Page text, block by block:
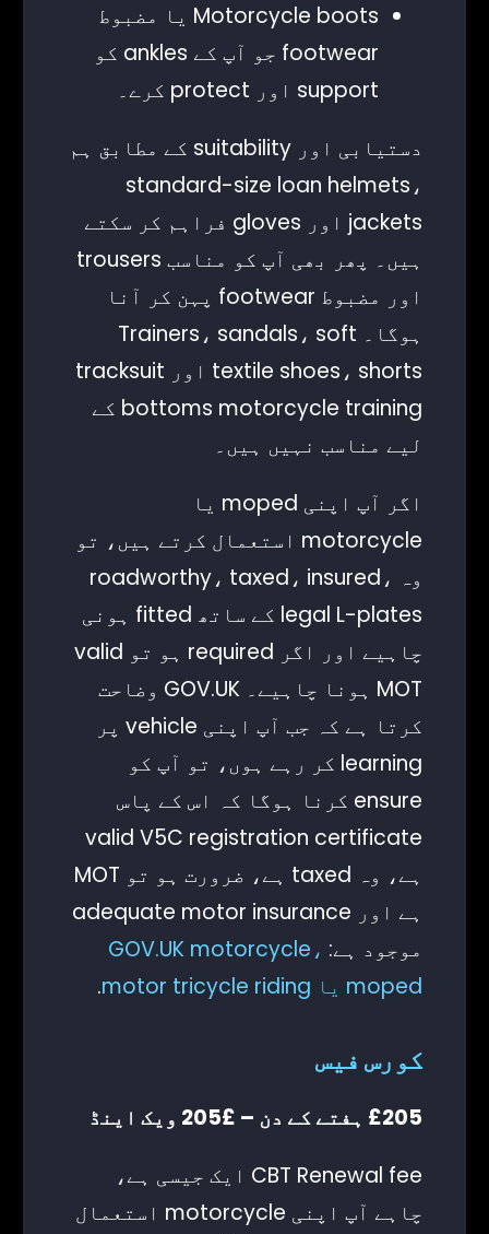
Motorcycle boots یا مضبوط
footwear جو آپ کے ankles کو
support اور protect کرے۔
دستیابی اور suitability کے مطابق ہم
standard-size loan helmets،
jackets اور gloves فراہم کر سکتے
ہیں۔ پھر بھی آپ کو مناسب trousers
اور مضبوط footwear پہن کر آنا
ہوگا۔ Trainers، sandals، soft
textile shoes، shorts اور tracksuit
bottoms motorcycle training کے
لیے مناسب نہیں ہیں۔
اگر آپ اپنی moped یا
motorcycle استعمال کرتے ہیں، تو
وہ roadworthy، taxed، insured،
legal L-plates کے ساتھ fitted ہونی
چاہیے اور اگر required ہو تو valid
MOT ہونا چاہیے۔ GOV.UK وضاحت
کرتا ہے کہ جب آپ اپنی vehicle پر
learning کر رہے ہوں، تو آپ کو
ensure کرنا ہوگا کہ اس کے پاس
valid V5C registration certificate
ہے، وہ taxed ہے، ضرورت ہو تو MOT
ہے اور adequate motor insurance
موجود ہے: GOV.UK motorcycle،
moped یا motor tricycle riding
.
کورس فیس
£205 ہفتے کے دن – £205 ویک اینڈ
CBT Renewal fee ایک جیسی ہے،
چاہے آپ اپنی motorcycle استعمال